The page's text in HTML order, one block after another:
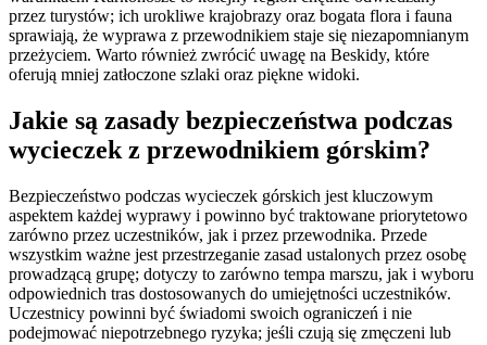
przez turystów; ich urokliwe krajobrazy oraz bogata flora i fauna
sprawiają, że wyprawa z przewodnikiem staje się niezapomnianym
przeżyciem. Warto również zwrócić uwagę na Beskidy, które
oferują mniej zatłoczone szlaki oraz piękne widoki.
Jakie są zasady bezpieczeństwa podczas
wycieczek z przewodnikiem górskim?
Bezpieczeństwo podczas wycieczek górskich jest kluczowym
aspektem każdej wyprawy i powinno być traktowane priorytetowo
zarówno przez uczestników, jak i przez przewodnika. Przede
wszystkim ważne jest przestrzeganie zasad ustalonych przez osobę
prowadzącą grupę; dotyczy to zarówno tempa marszu, jak i wyboru
odpowiednich tras dostosowanych do umiejętności uczestników.
Uczestnicy powinni być świadomi swoich ograniczeń i nie
podejmować niepotrzebnego ryzyka; jeśli czują się zmęczeni lub